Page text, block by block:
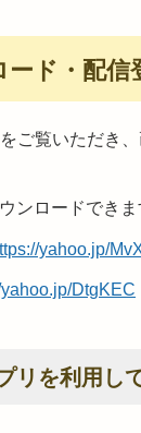
ード・配信
ご覧いただき
ンロードできま
yahoo.jp/
yahoo.jp/DtgKEC
リを利用し